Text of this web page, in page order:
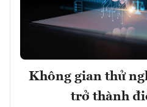
Không gian thử
trở thành